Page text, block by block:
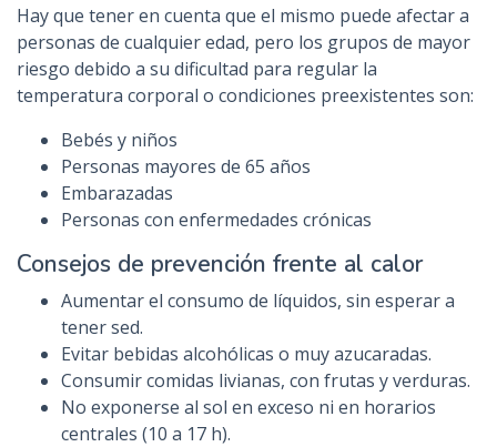
p
a
Hay que tener en cuenta que el mismo puede afectar a
personas de cualquier edad, pero los grupos de mayor
riesgo debido a su dificultad para regular la
temperatura corporal o condiciones preexistentes son:
Bebés y niños
Personas mayores de 65 años
Embarazadas
Personas con enfermedades crónicas
Consejos de prevención frente al calor
Aumentar el consumo de líquidos, sin esperar a
tener sed.
Evitar bebidas alcohólicas o muy azucaradas.
Consumir comidas livianas, con frutas y verduras.
No exponerse al sol en exceso ni en horarios
centrales (10 a 17 h).